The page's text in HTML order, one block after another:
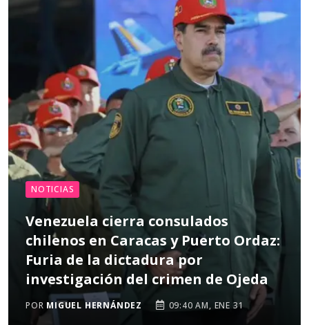
NOTICIAS
Venezuela cierra consulados
chilenos en Caracas y Puerto Ordaz:
Furia de la dictadura por
investigación del crimen de Ojeda
POR MIGUEL HERNÁNDEZ 09:40 AM, ENE 31